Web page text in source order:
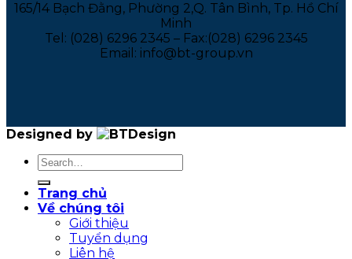
165/14 Bạch Đằng, Phường 2,Q. Tân Bình, Tp. Hồ Chí
Minh
Tel: (028) 6296 2345 – Fax:(028) 6296 2345
Email: info@bt-group.vn
Designed by
Trang chủ
Về chúng tôi
Giới thiệu
Tuyển dụng
Liên hệ